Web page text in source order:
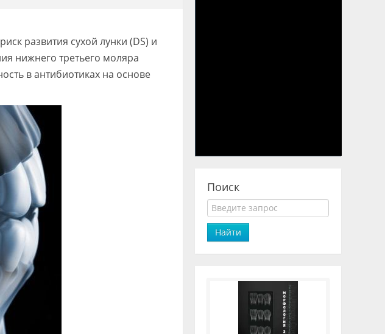
развития сухой лунки (DS) и
нижнего третьего моляра
в антибиотиках на основе
Поиск
Найти